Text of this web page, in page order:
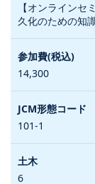
【オンライン
久化のための知
14,300
101-1
6